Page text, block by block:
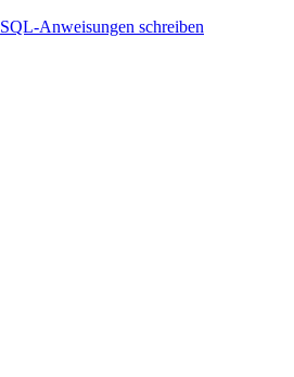
SQL-Anweisungen schreiben